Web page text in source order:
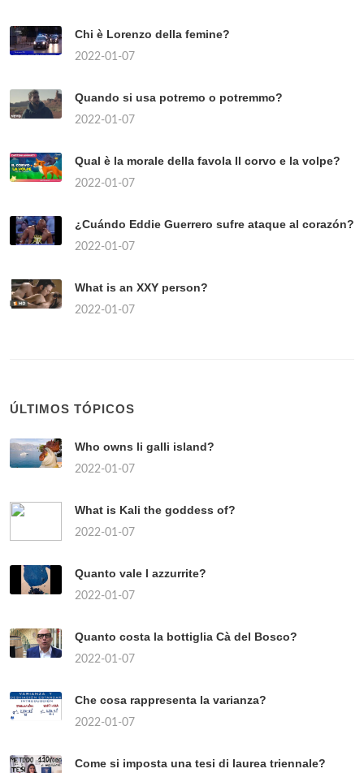
Chi è Lorenzo della femine?
2022-01-07
Quando si usa potremo o potremmo?
2022-01-07
Qual è la morale della favola Il corvo e la volpe?
2022-01-07
¿Cuándo Eddie Guerrero sufre ataque al corazón?
2022-01-07
What is an XXY person?
2022-01-07
ÚLTIMOS TÓPICOS
Who owns li galli island?
2022-01-07
What is Kali the goddess of?
2022-01-07
Quanto vale l azzurrite?
2022-01-07
Quanto costa la bottiglia Cà del Bosco?
2022-01-07
Che cosa rappresenta la varianza?
2022-01-07
Come si imposta una tesi di laurea triennale?